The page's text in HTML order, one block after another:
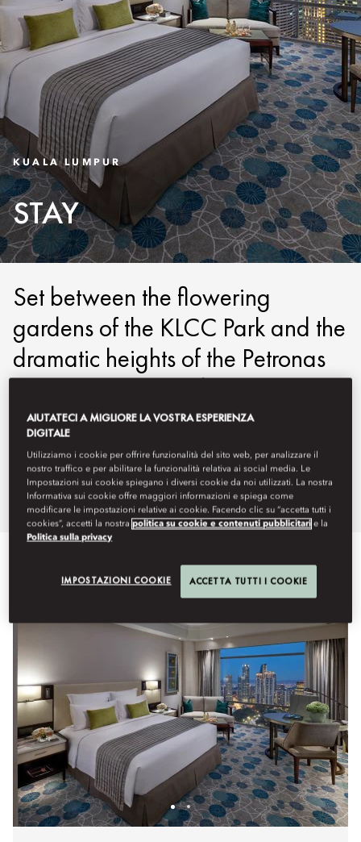
KUALA LUMPUR
STAY
Set between the flowering
gardens of the KLCC Park and the
dramatic heights of the Petronas
Twin Towers, Mandarin Oriental,
Kuala Lumpur offers impressive
views from its elegantly designed
rooms and exquisite suites.
AIUTATECI A MIGLIORE LA VOSTRA ESPERIENZA
DIGITALE
Utilizziamo i cookie per offrire funzionalità del sito web, per analizzare il
nostro traffico e per abilitare la funzionalità relativa ai social media. Le
Impostazioni sui cookie spiegano i diversi cookie da noi utilizzati. La nostra
Informativa sui cookie offre maggiori informazioni e spiega come
modificare le impostazioni relative ai cookie. Facendo clic su “accetta tutti i
cookies”, accetti la nostrapolitica su cookie e contenuti pubblicitari e la
Politica sulla privacy
IMPOSTAZIONI COOKIE ACCETTA TUTTI I COOKIE